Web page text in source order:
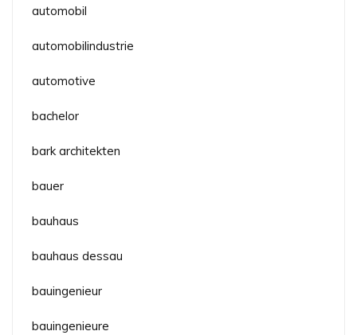
automobil
automobilindustrie
automotive
bachelor
bark architekten
bauer
bauhaus
bauhaus dessau
bauingenieur
bauingenieure